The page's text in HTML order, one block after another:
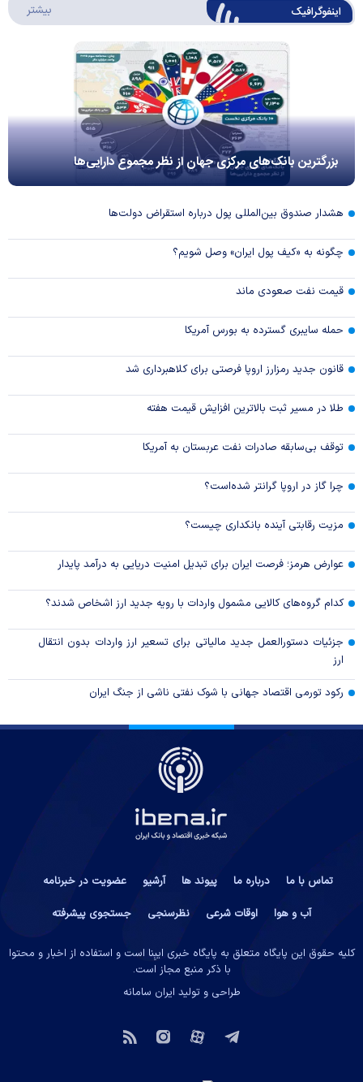
اینفوگرافیک بیشتر
بزرگترین بانک‌های مرکزی جهان از نظر مجموع دارایی‌ها
هشدار صندوق بین‌المللی پول درباره استقراض دولت‌ها
چگونه به «کیف پول ایران» وصل شویم؟
قیمت نفت صعودی ماند
حمله سایبری گسترده به بورس آمریکا
قانون جدید رمزارز اروپا فرصتی برای کلاهبرداری شد
طلا در مسیر ثبت بالاترین افزایش قیمت هفته
توقف بی‌سابقه صادرات نفت عربستان به آمریکا
چرا گاز در اروپا گرانتر شده‌است؟
مزیت رقابتی آینده بانکداری چیست؟
عوارض هرمز؛ فرصت ایران برای تبدیل امنیت دریایی به درآمد پایدار
کدام گروه‌های کالایی مشمول واردات با رویه جدید ارز اشخاص شدند؟
جزئیات دستورالعمل جدید مالیاتی برای تسعیر ارز واردات بدون انتقال
ارز
رکود تورمی اقتصاد جهانی با شوک نفتی ناشی از جنگ ایران
تماس با ما درباره ما پیوند ها آرشیو
عضویت در خبرنامه
آب و هوا
اوقات شرعی نظرسنجی جستجوی پیشرفته
کلیه حقوق این پایگاه متعلق به پایگاه خبری ایبِنا است و استفاده از اخبار و محتوا
با ذکر منبع مجاز است.
طراحی و تولید ایران سامانه